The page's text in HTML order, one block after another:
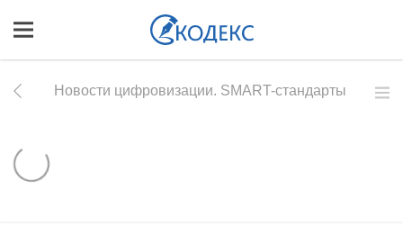
Новости цифровизации. SMART-стандарты